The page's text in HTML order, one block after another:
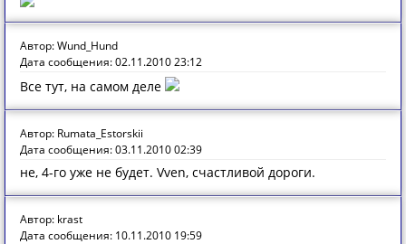
Автор: Wund_Hund
Дата сообщения: 02.11.2010 23:12
Все тут, на самом деле
Автор: Rumata_Estorskii
Дата сообщения: 03.11.2010 02:39
не, 4-го уже не будет. Vven, cчастливой дороги.
Автор: krast
Дата сообщения: 10.11.2010 19:59